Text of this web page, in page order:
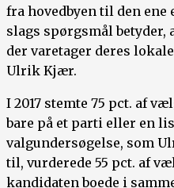
fra hovedbyen til den ene
slags spørgsmål
der varetager deres
Ulrik Kjær.
I 2017 stemte 75 pct. af
bare på et parti eller en
valgundersøgelse, som
til, vurderede 55 pct. af
kandidaten boede i